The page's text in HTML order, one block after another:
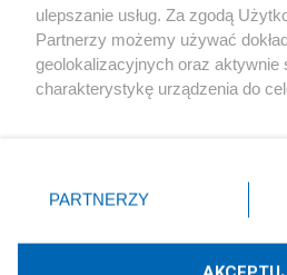
X Facebook
ulepszanie usług. Za zgodą
Partnerzy możemy używać
geolokalizacyjnych oraz aktywnie
charakterystykę urządzenia do
zmienić/wycofać klikając przycisk
znajdujący się w lewym dolnym
rodzaje przetwarzania danych nie
użytkownika, ale masz prawo
PARTNERZY